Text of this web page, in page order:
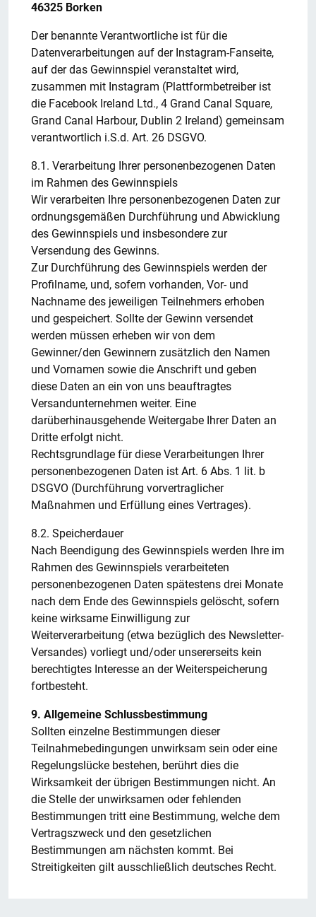
46325 Borken
Der benannte Verantwortliche ist für die
Datenverarbeitungen auf der Instagram-Fanseite,
auf der das Gewinnspiel veranstaltet wird,
zusammen mit Instagram (Plattformbetreiber ist
die Facebook Ireland Ltd., 4 Grand Canal Square,
Grand Canal Harbour, Dublin 2 Ireland) gemeinsam
verantwortlich i.S.d. Art. 26 DSGVO.
8.1. Verarbeitung Ihrer personenbezogenen Daten
im Rahmen des Gewinnspiels
Wir verarbeiten Ihre personenbezogenen Daten zur
ordnungsgemäßen Durchführung und Abwicklung
des Gewinnspiels und insbesondere zur
Versendung des Gewinns.
Zur Durchführung des Gewinnspiels werden der
Profilname, und, sofern vorhanden, Vor- und
Nachname des jeweiligen Teilnehmers erhoben
und gespeichert. Sollte der Gewinn versendet
werden müssen erheben wir von dem
Gewinner/den Gewinnern zusätzlich den Namen
und Vornamen sowie die Anschrift und geben
diese Daten an ein von uns beauftragtes
Versandunternehmen weiter. Eine
darüberhinausgehende Weitergabe Ihrer Daten an
Dritte erfolgt nicht.
Rechtsgrundlage für diese Verarbeitungen Ihrer
personenbezogenen Daten ist Art. 6 Abs. 1 lit. b
DSGVO (Durchführung vorvertraglicher
Maßnahmen und Erfüllung eines Vertrages).
8.2. Speicherdauer
Nach Beendigung des Gewinnspiels werden Ihre im
Rahmen des Gewinnspiels verarbeiteten
personenbezogenen Daten spätestens drei Monate
nach dem Ende des Gewinnspiels gelöscht, sofern
keine wirksame Einwilligung zur
Weiterverarbeitung (etwa bezüglich des Newsletter-
Versandes) vorliegt und/oder unsererseits kein
berechtigtes Interesse an der Weiterspeicherung
fortbesteht.
9. Allgemeine Schlussbestimmung
Sollten einzelne Bestimmungen dieser
Teilnahmebedingungen unwirksam sein oder eine
Regelungslücke bestehen, berührt dies die
Wirksamkeit der übrigen Bestimmungen nicht. An
die Stelle der unwirksamen oder fehlenden
Bestimmungen tritt eine Bestimmung, welche dem
Vertragszweck und den gesetzlichen
Bestimmungen am nächsten kommt. Bei
Streitigkeiten gilt ausschließlich deutsches Recht.